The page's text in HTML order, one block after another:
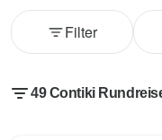
Filter
49 Contiki